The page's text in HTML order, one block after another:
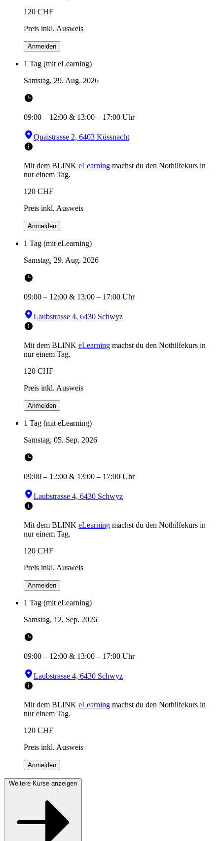
120 CHF
Preis inkl. Ausweis
Anmelden
1 Tag (mit eLearning)
Samstag, 29. Aug. 2026
09:00 – 12:00 & 13:00 – 17:00 Uhr
Quaistrasse 2, 6403 Küssnacht
Mit dem BLINK eLearning machst du den Nothilfekurs in
nur einem Tag.
120 CHF
Preis inkl. Ausweis
Anmelden
1 Tag (mit eLearning)
Samstag, 29. Aug. 2026
09:00 – 12:00 & 13:00 – 17:00 Uhr
Laubstrasse 4, 6430 Schwyz
Mit dem BLINK eLearning machst du den Nothilfekurs in
nur einem Tag.
120 CHF
Preis inkl. Ausweis
Anmelden
1 Tag (mit eLearning)
Samstag, 05. Sep. 2026
09:00 – 12:00 & 13:00 – 17:00 Uhr
Laubstrasse 4, 6430 Schwyz
Mit dem BLINK eLearning machst du den Nothilfekurs in
nur einem Tag.
120 CHF
Preis inkl. Ausweis
Anmelden
1 Tag (mit eLearning)
Samstag, 12. Sep. 2026
09:00 – 12:00 & 13:00 – 17:00 Uhr
Laubstrasse 4, 6430 Schwyz
Mit dem BLINK eLearning machst du den Nothilfekurs in
nur einem Tag.
120 CHF
Preis inkl. Ausweis
Anmelden
Weitere Kurse anzeigen